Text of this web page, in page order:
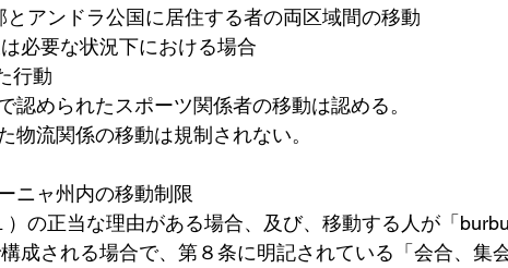
とアンドラ公国に居住する者の両区域間の移動
は必要な状況下における場合
行動
認められたスポーツ関係者の移動は認める。
物流関係の移動は規制されない。
ニャ州内の移動制限
）の正当な理由がある場合、及び、移動する人が「
成される場合で、第８条に明記されている「会合、集